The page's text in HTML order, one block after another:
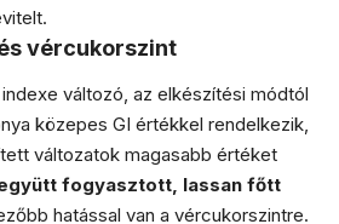
vércukorszint
változó, az elkészítési módtól
közepes GI értékkel rendelkezik,
változatok magasabb értéket
fogyasztott, lassan főtt
hatással van a vércukorszintre.